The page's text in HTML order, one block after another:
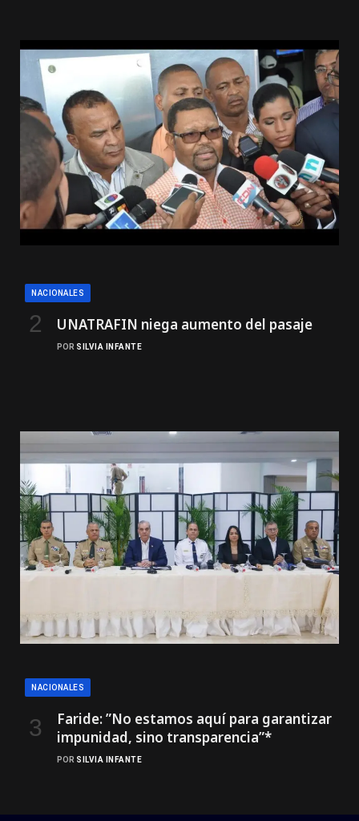
NACIONALES
UNATRAFIN niega aumento del pasaje
POR SILVIA INFANTE
NACIONALES
Faride: ”No estamos aquí para garantizar
impunidad, sino transparencia”*
POR SILVIA INFANTE